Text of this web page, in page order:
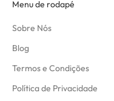
Menu de rodapé
Sobre Nós
Blog
Termos e Condições
Política de Privacidade